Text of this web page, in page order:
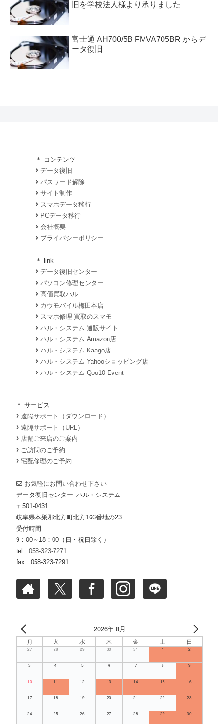
旧を学校法人様より承りました
富士通 AH700/5B FMVA705BR からデ
ータ復旧
＊ コンテンツ
データ復旧
パスワード解除
サイト制作
スマホデータ移行
PCデータ移行
会社概要
プライバシーポリシー
＊ link
データ復旧センター
パソコン修理センター
高価買取ハル
カウモバイル梅田本店
スマホ修理 買取のスマモ
ハル・システム 通販サイト
ハル・システム Amazon店
ハル・システム Kaago店
ハル・システム Yahooショッピング店
ハル・システム Qoo10 Event
＊ サービス
遠隔サポート（ダウンロード）
遠隔サポート（URL）
店舗ご来店のご案内
ご訪問のご予約
宅配修理のご予約
お気軽にお問い合わせ下さい
データ復旧センター_ハル・システム
〒501-0431
岐阜県本巣郡北方町北方166番地の23
受付時間
9：00～18：00（日・祝日除く）
tel : 058-323-7271
fax : 058-323-7291
2026年 8月
月 火 水 木 金 土 日
27 28 29 30 31 1 2
3 4 5 6 7 8 9
10 11 12 13 14 15 16
17 18 19 20 21 22 23
24 25 26 27 28 29 30